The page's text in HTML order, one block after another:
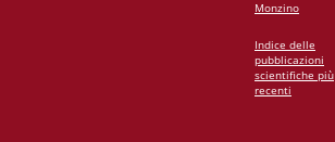
Monzino
Indice delle
pubblicazioni
scientifiche più
recenti